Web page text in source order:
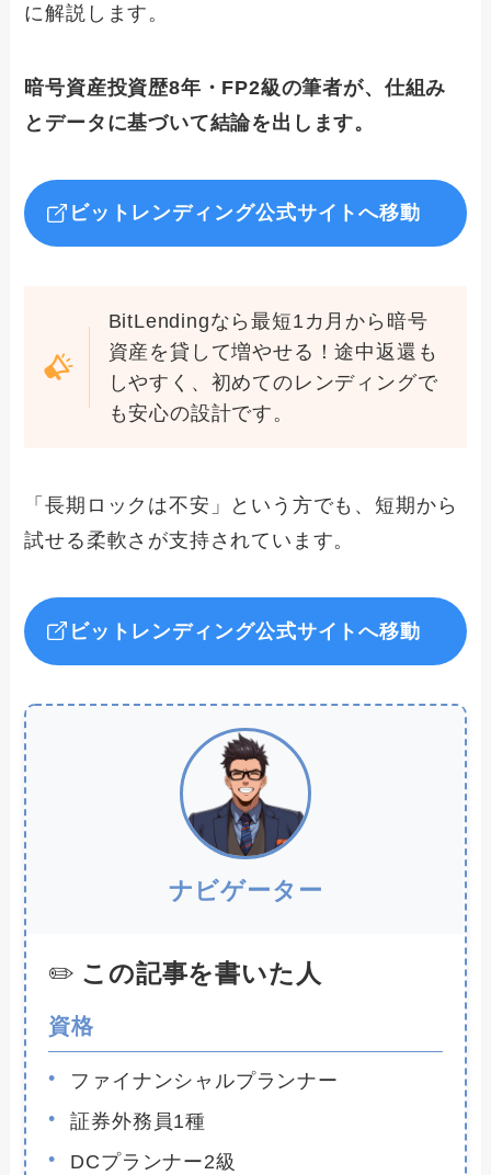
に解説します。
暗号資産投資歴8年・FP2級の筆者が、仕組み
とデータに基づいて結論を出します。
ビットレンディング公式サイトへ移動
BitLendingなら最短1カ月から暗号
資産を貸して増やせる！途中返還も
しやすく、初めてのレンディングで
も安心の設計です。
「長期ロックは不安」という方でも、短期から
試せる柔軟さが支持されています。
ビットレンディング公式サイトへ移動
ナビゲーター
この記事を書いた人
資格
ファイナンシャルプランナー
証券外務員1種
DCプランナー2級